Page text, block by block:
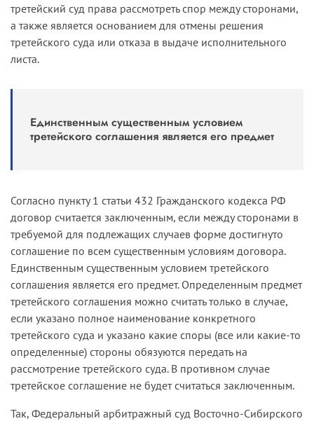
третейский суд права рассмотреть спор между сторонами,
а также является основанием для отмены решения
третейского суда или отказа в выдаче исполнительного
листа.
Единственным существенным условием
третейского соглашения является его предмет
Согласно пункту 1 статьи 432 Гражданского кодекса РФ
договор считается заключенным, если между сторонами в
требуемой для подлежащих случаев форме достигнуто
соглашение по всем существенным условиям договора.
Единственным существенным условием третейского
соглашения является его предмет. Определенным предмет
третейского соглашения можно считать только в случае,
если указано полное наименование конкретного
третейского суда и указано какие споры (все или какие-то
определенные) стороны обязуются передать на
рассмотрение третейского суда. В противном случае
третейское соглашение не будет считаться заключенным.
Так, Федеральный арбитражный суд Восточно-Сибирского